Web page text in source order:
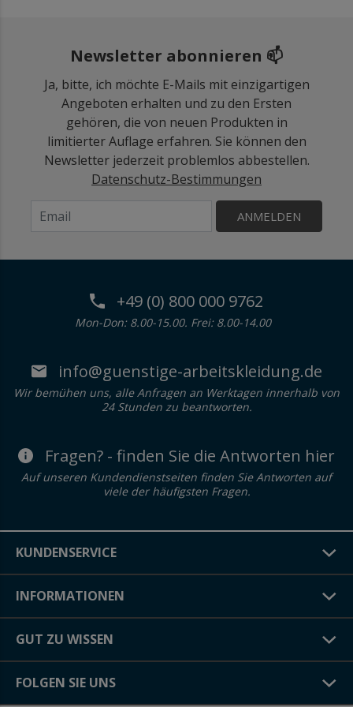
Newsletter abonnieren 📫
Ja, bitte, ich möchte E-Mails mit einzigartigen
Angeboten erhalten und zu den Ersten
gehören, die von neuen Produkten in
limitierter Auflage erfahren. Sie können den
Newsletter jederzeit problemlos abbestellen.
Datenschutz-Bestimmungen
ANMELDEN
+49 (0) 800 000 9762
Mon-Don: 8.00-15.00. Frei: 8.00-14.00
info@guenstige-arbeitskleidung.de
Wir bemühen uns, alle Anfragen an Werktagen innerhalb von
24 Stunden zu beantworten.
Fragen? - finden Sie die Antworten hier
Auf unseren Kundendienstseiten finden Sie Antworten auf
viele der häufigsten Fragen.
KUNDENSERVICE
INFORMATIONEN
GUT ZU WISSEN
FOLGEN SIE UNS